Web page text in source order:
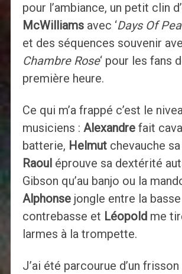
pour l’ambiance, un petit clin
McWilliamsavec ‘Days Of
et des séquences souvenir
Chambre Rose‘ pour les fans
première heure.
Ce qui m’a frappé c’est le
musiciens : Alexandrefait
batterie, Helmut chevauche
Raoul éprouve sa dextérité
Gibson qu’au banjo ou la
Alphonsejongle entre la
contrebasse et Léopoldme
larmes à la trompette.
J’ai été parcourue d’un frisson